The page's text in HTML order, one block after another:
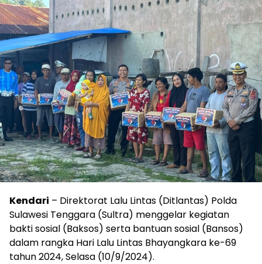
Kendari – Direktorat Lalu Lintas (Ditlantas) Polda
Sulawesi Tenggara (Sultra) menggelar kegiatan
bakti sosial (Baksos) serta bantuan sosial (Bansos)
dalam rangka Hari Lalu Lintas Bhayangkara ke-69
tahun 2024, Selasa (10/9/2024).